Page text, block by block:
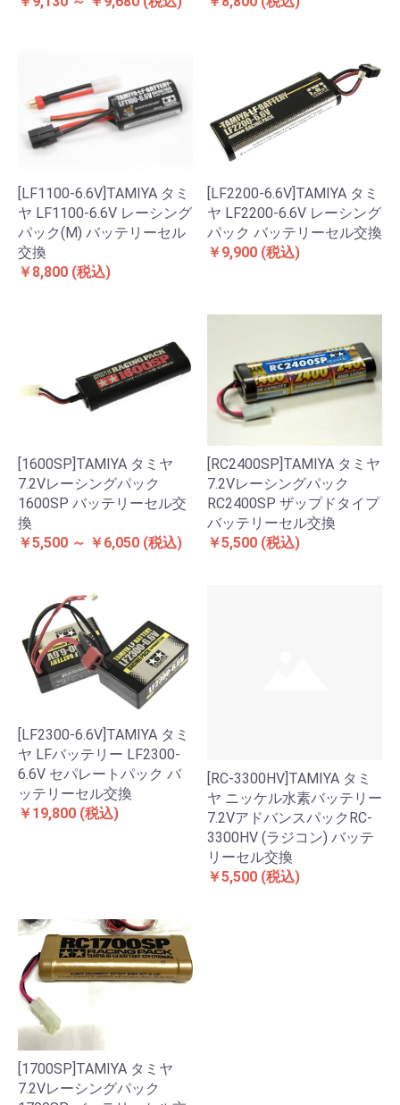
[LF1100-6.6V]TAMIYA タミ
ヤ LF1100-6.6V レーシング
パック(M) バッテリーセル
交換
￥8,800 (税込)
[LF2200-6.6V]TAMIYA タミ
ヤ LF2200-6.6V レーシング
パック バッテリーセル交換
￥9,900 (税込)
[1600SP]TAMIYA タミヤ
7.2Vレーシングパック
1600SP バッテリーセル交
換
￥5,500 ～ ￥6,050 (税込)
[RC2400SP]TAMIYA タミヤ
7.2Vレーシングパック
RC2400SP ザップドタイプ
バッテリーセル交換
￥5,500 (税込)
[LF2300-6.6V]TAMIYA タミ
ヤ LFバッテリー LF2300-
6.6V セパレートパック バ
ッテリーセル交換
￥19,800 (税込)
[RC-3300HV]TAMIYA タミ
ヤ ニッケル水素バッテリー
7.2VアドバンスパックRC-
3300HV (ラジコン) バッテ
リーセル交換
￥5,500 (税込)
[1700SP]TAMIYA タミヤ
7.2Vレーシングパック